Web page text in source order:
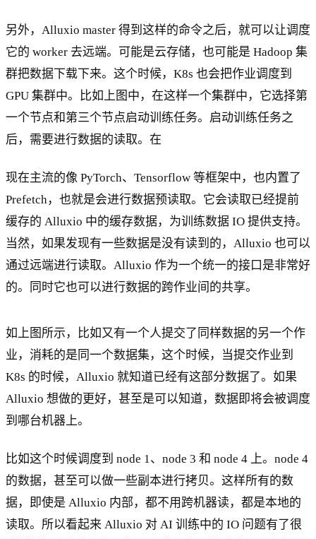
另外，Alluxio master 得到这样的命令之后，就可以让调度
它的 worker 去远端。可能是云存储，也可能是 Hadoop 集
群把数据下载下来。这个时候，K8s 也会把作业调度到
GPU 集群中。比如上图中，在这样一个集群中，它选择第
一个节点和第三个节点启动训练任务。启动训练任务之
后，需要进行数据的读取。在
现在主流的像 PyTorch、Tensorflow 等框架中，也内置了
Prefetch，也就是会进行数据预读取。它会读取已经提前
缓存的 Alluxio 中的缓存数据，为训练数据 IO 提供支持。
当然，如果发现有一些数据是没有读到的，Alluxio 也可以
通过远端进行读取。Alluxio 作为一个统一的接口是非常好
的。同时它也可以进行数据的跨作业间的共享。
如上图所示，比如又有一个人提交了同样数据的另一个作
业，消耗的是同一个数据集，这个时候，当提交作业到
K8s 的时候，Alluxio 就知道已经有这部分数据了。如果
Alluxio 想做的更好，甚至是可以知道，数据即将会被调度
到哪台机器上。
比如这个时候调度到 node 1、node 3 和 node 4 上。node 4
的数据，甚至可以做一些副本进行拷贝。这样所有的数
据，即使是 Alluxio 内部，都不用跨机器读，都是本地的
读取。所以看起来 Alluxio 对 AI 训练中的 IO 问题有了很